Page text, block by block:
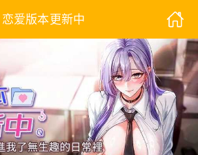
恋爱版本更新中